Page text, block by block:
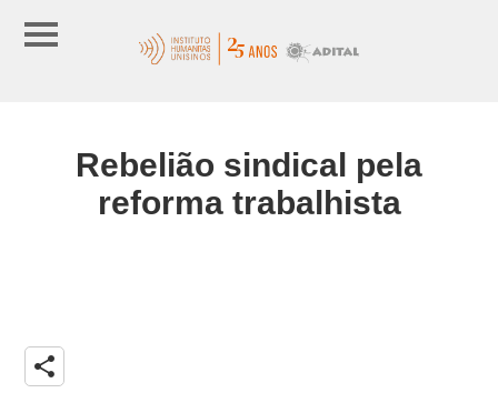
Rebelião sindical pela
reforma trabalhista
share